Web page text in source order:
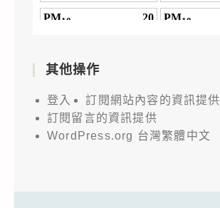
其他操作
登入
訂閱網站內容的資訊提供
訂閱留言的資訊提供
WordPress.org 台灣繁體中文